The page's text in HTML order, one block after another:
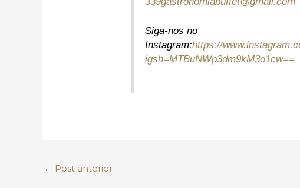
Siga-nos no
Instagram:https://
igsh=MTBuNWp3dm9kM3o1cw==
← Post anterior